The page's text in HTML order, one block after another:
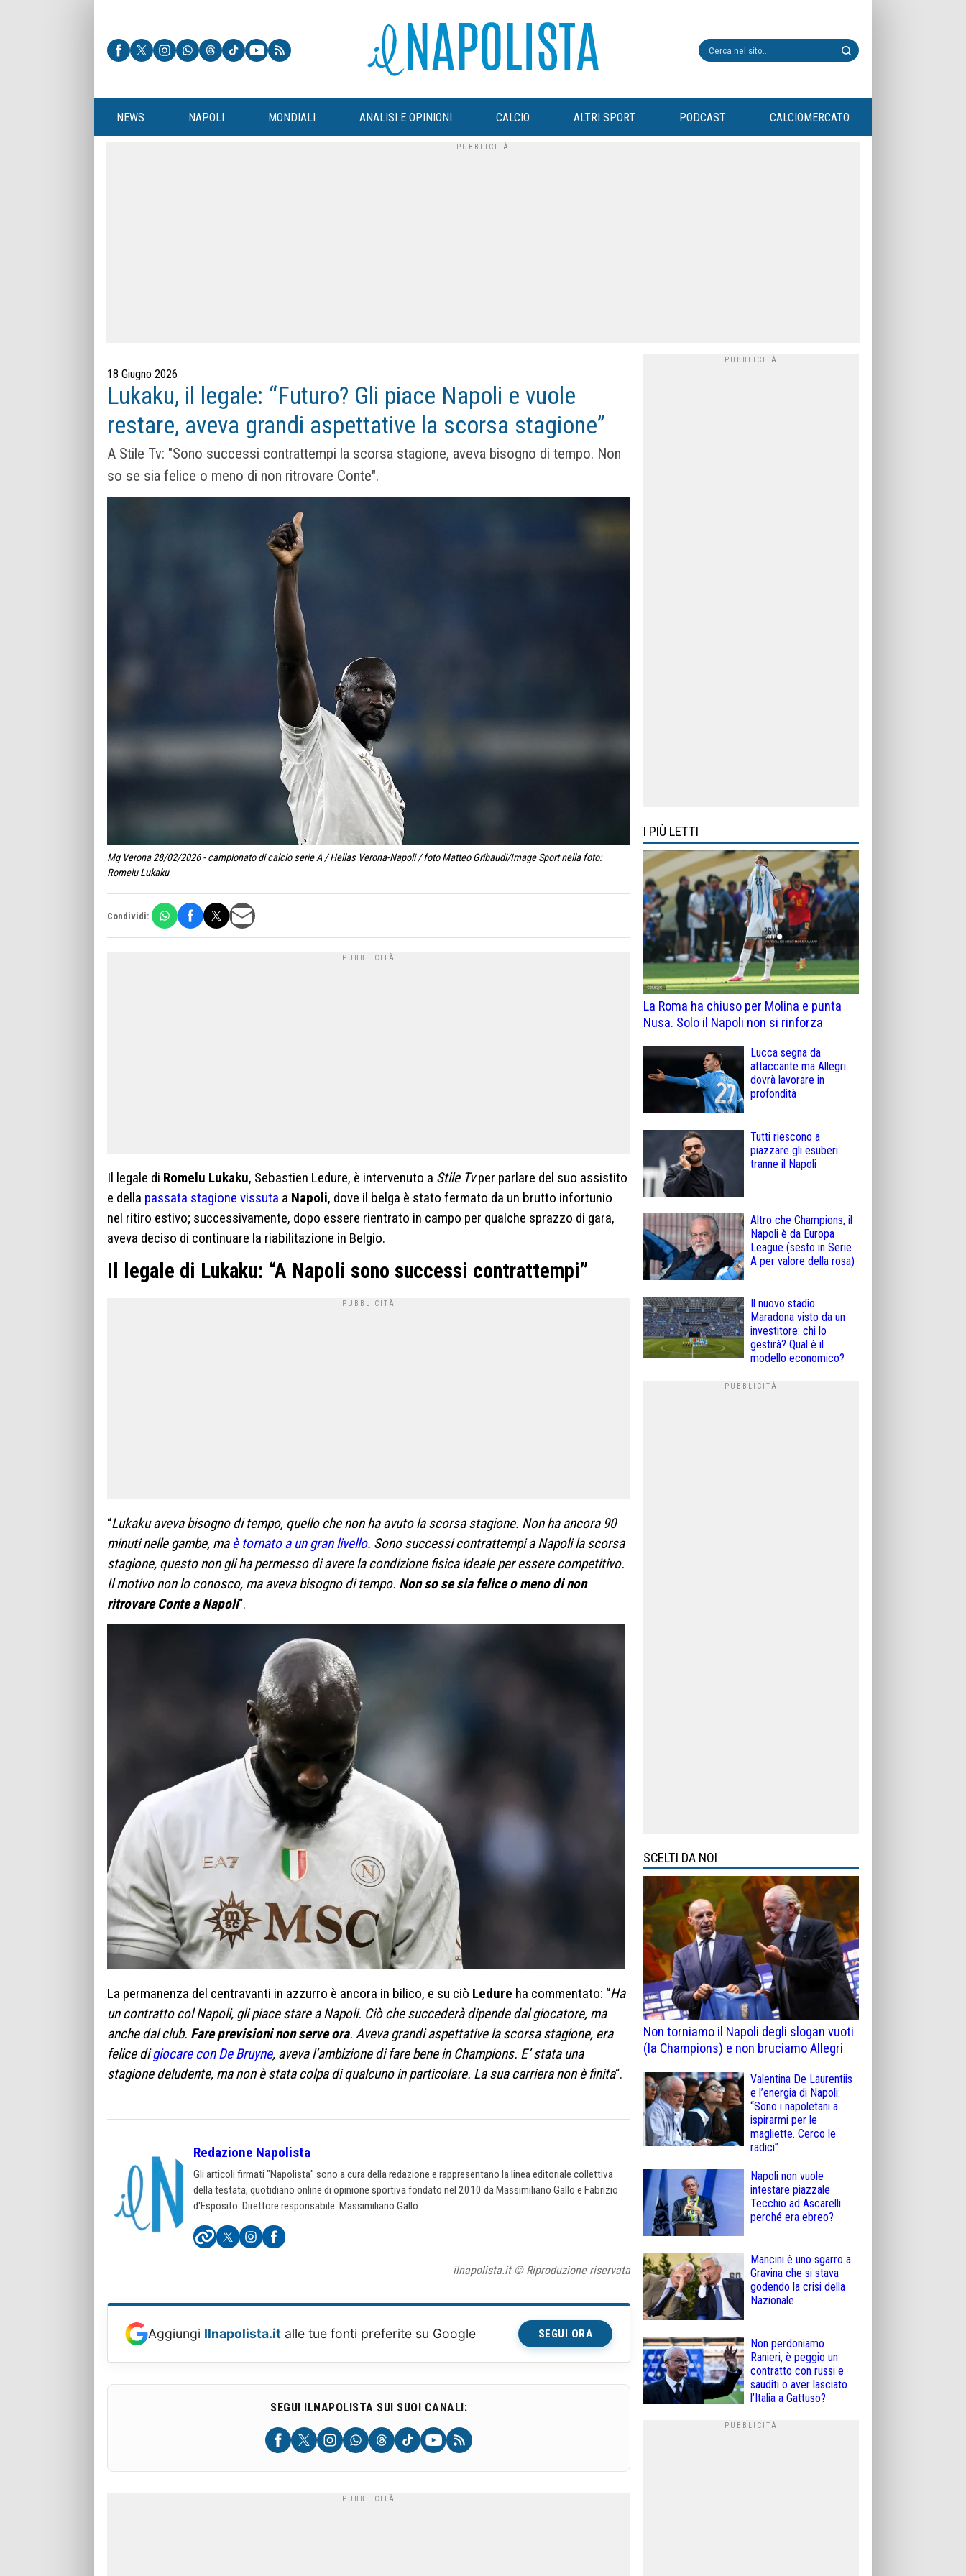
NEWS NAPOLI MONDIALI ANALISI E OPINIONI CALCIO ALTRI SPORT PODCAST CALCIOMERCATO
18 Giugno 2026
Lukaku, il legale: “Futuro? Gli piace Napoli e vuole
restare, aveva grandi aspettative la scorsa stagione”
A Stile Tv: "Sono successi contrattempi la scorsa stagione, aveva bisogno di tempo. Non
so se sia felice o meno di non ritrovare Conte".
Mg Verona 28/02/2026 - campionato di calcio serie A / Hellas Verona-Napoli / foto Matteo Gribaudi/Image Sport nella foto:
Romelu Lukaku
Condividi:
Il legale di Romelu Lukaku, Sebastien Ledure, è intervenuto a Stile Tvper parlare del suo assistito
e della passata stagione vissuta a Napoli, dove il belga è stato fermato da un brutto infortunio
nel ritiro estivo; successivamente, dopo essere rientrato in campo per qualche sprazzo di gara,
aveva deciso di continuare la riabilitazione in Belgio.
Il legale di Lukaku: “A Napoli sono successi contrattempi”
“Lukaku aveva bisogno di tempo, quello che non ha avuto la scorsa stagione. Non ha ancora 90
minuti nelle gambe, maè tornato a un gran livello. Sono successi contrattempi a Napoli la scorsa
stagione, questo non gli ha permesso di avere la condizione fisica ideale per essere competitivo.
Il motivo non lo conosco, ma aveva bisogno di tempo. Non so se sia felice o meno di non
ritrovare Conte a Napoli“.
La permanenza del centravanti in azzurro è ancora in bilico, e su ciò Ledure ha commentato: “Ha
un contratto col Napoli, gli piace stare a Napoli. Ciò che succederà dipende dal giocatore, ma
anche dal club. Fare previsioni non serve ora. Aveva grandi aspettative la scorsa stagione, era
felice digiocare con De Bruyne, aveva l’ambizione di fare bene in Champions. E’ stata una
stagione deludente, ma non è stata colpa di qualcuno in particolare. La sua carriera non è finita“.
Redazione Napolista
Gli articoli firmati "Napolista" sono a cura della redazione e rappresentano la linea editoriale collettiva
della testata, quotidiano online di opinione sportiva fondato nel 2010 da Massimiliano Gallo e Fabrizio
d'Esposito. Direttore responsabile: Massimiliano Gallo.
ilnapolista.it © Riproduzione riservata
Aggiungi Ilnapolista.it alle tue fonti preferite su Google SEGUI ORA
SEGUI ILNAPOLISTA SUI SUOI CANALI:
I PIÙ LETTI
La Roma ha chiuso per Molina e punta
Nusa. Solo il Napoli non si rinforza
Lucca segna da
attaccante ma Allegri
dovrà lavorare in
profondità
Tutti riescono a
piazzare gli esuberi
tranne il Napoli
Altro che Champions, il
Napoli è da Europa
League (sesto in Serie
A per valore della rosa)
Il nuovo stadio
Maradona visto da un
investitore: chi lo
gestirà? Qual è il
modello economico?
SCELTI DA NOI
Non torniamo il Napoli degli slogan vuoti
(la Champions) e non bruciamo Allegri
Valentina De Laurentiis
e l’energia di Napoli:
“Sono i napoletani a
ispirarmi per le
magliette. Cerco le
radici”
Napoli non vuole
intestare piazzale
Tecchio ad Ascarelli
perché era ebreo?
Mancini è uno sgarro a
Gravina che si stava
godendo la crisi della
Nazionale
Non perdoniamo
Ranieri, è peggio un
contratto con russi e
sauditi o aver lasciato
l’Italia a Gattuso?